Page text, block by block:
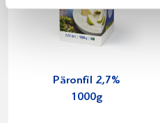
Päronfil 2,7%
1000g